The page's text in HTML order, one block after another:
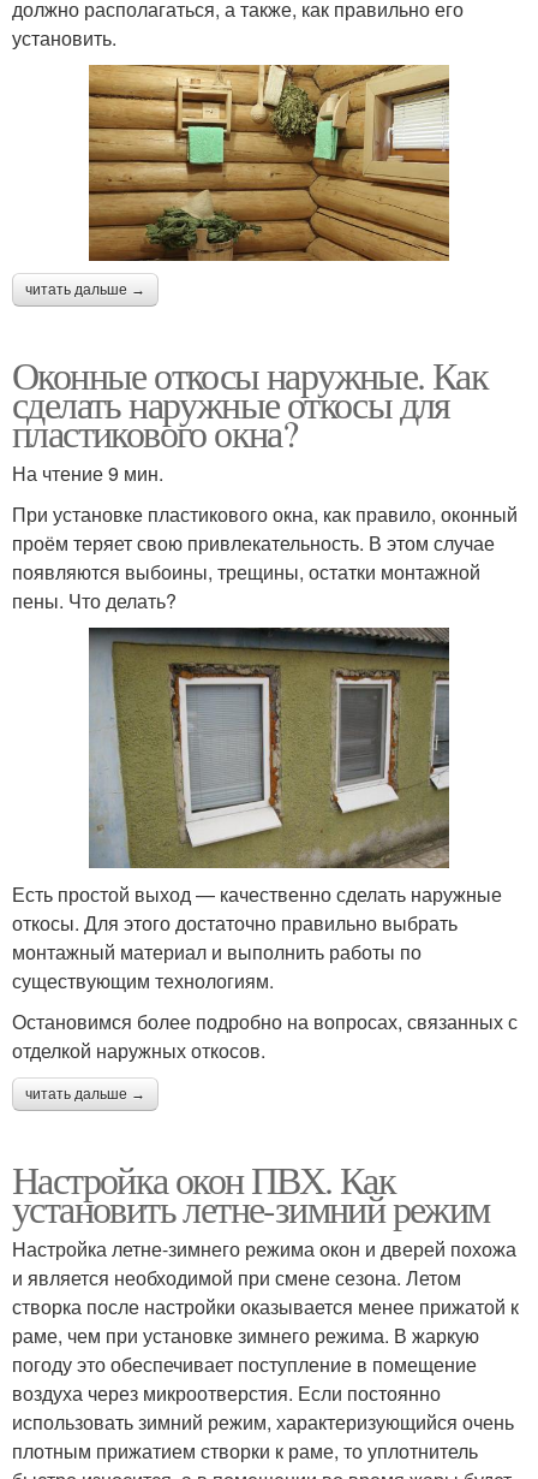
должно располагаться, а также, как правильно его
установить.
читать дальше →
Оконные откосы наружные. Как
сделать наружные откосы для
пластикового окна?
На чтение 9 мин.
При установке пластикового окна, как правило, оконный
проём теряет свою привлекательность. В этом случае
появляются выбоины, трещины, остатки монтажной
пены. Что делать?
Есть простой выход — качественно сделать наружные
откосы. Для этого достаточно правильно выбрать
монтажный материал и выполнить работы по
существующим технологиям.
Остановимся более подробно на вопросах, связанных с
отделкой наружных откосов.
читать дальше →
Настройка окон ПВХ. Как
установить летне-зимний режим
Настройка летне-зимнего режима окон и дверей похожа
и является необходимой при смене сезона. Летом
створка после настройки оказывается менее прижатой к
раме, чем при установке зимнего режима. В жаркую
погоду это обеспечивает поступление в помещение
воздуха через микроотверстия. Если постоянно
использовать зимний режим, характеризующийся очень
плотным прижатием створки к раме, то уплотнитель